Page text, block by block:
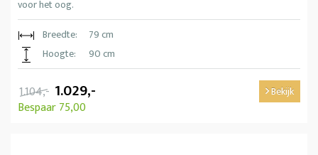
voor het oog.
Breedte:
79 cm
Hoogte:
90 cm
1.104,- 1.029,-
Bespaar 75,00
Bekijk